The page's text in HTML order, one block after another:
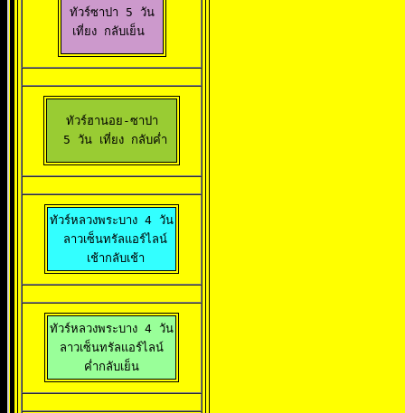
ทัวร์ซาปา 5 วัน
เที่ยง กลับเย็น
ทัวร์ฮานอย-ซาปา
  5 วัน เที่ยง กลับค่ำ
ทัวร์หลวงพระบาง 4 วัน
ลาวเซ็นทรัลแอร์ไลน์
เช้ากลับเช้า
ทัวร์หลวงพระบาง 4 วัน
ลาวเซ็นทรัลแอร์ไลน์
ค่ำกลับเย็น